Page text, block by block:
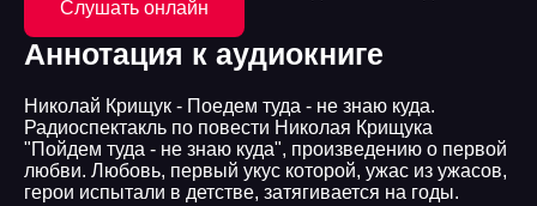
Слушать онлайн
Аннотация к аудиокниге
Николай Крищук - Поедем туда - не знаю куда.
Радиоспектакль по повести Николая Крищука
"Пойдем туда - не знаю куда", произведению о первой
любви. Любовь, первый укус которой, ужас из ужасов,
герои испытали в детстве, затягивается на годы.